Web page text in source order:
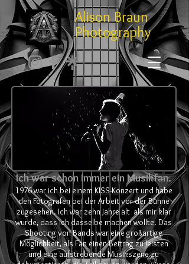
Alison Braun
Photography
Ich war schon immer ein Musikfan.
1976 war ich bei einem KISS-Konzert und habe
den Fotografen bei der Arbeit vor der Bühne
zugesehen. Ich war zehn Jahre alt als mir klar
wurde, dass ich dasselbe machen wollte. Das
Shooting von Bands war eine großartige
Möglichkeit, als Fan einen Beitrag zu leisten
und eine aufstrebende Musikszene zu